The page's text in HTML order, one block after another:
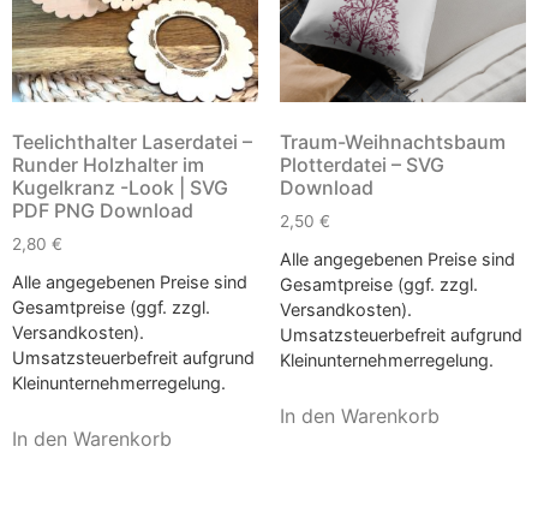
Teelichthalter Laserdatei –
Runder Holzhalter im
Kugelkranz -Look | SVG
PDF PNG Download
2,80 €
Alle angegebenen Preise sind
Gesamtpreise (ggf. zzgl.
Versandkosten).
Umsatzsteuerbefreit aufgrund
Kleinunternehmerregelung.
In den Warenkorb
Traum-Weihnachtsbaum
Plotterdatei – SVG
Download
2,50 €
Alle angegebenen Preise sind
Gesamtpreise (ggf. zzgl.
Versandkosten).
Umsatzsteuerbefreit aufgrund
Kleinunternehmerregelung.
In den Warenkorb